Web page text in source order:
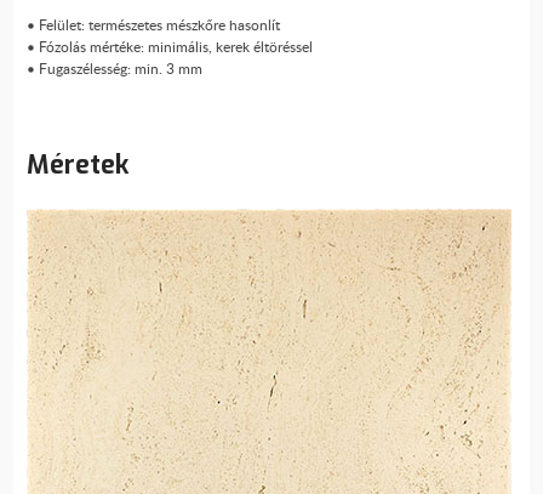
• Felület: természetes mészkőre hasonlít
• Fózolás mértéke: minimális, kerek éltöréssel
• Fugaszélesség: min. 3 mm
Méretek